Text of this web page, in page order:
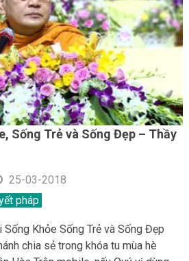
Sống Trẻ và Sống Đẹp – Thầy
25-03-2018
pháp
Sống Khỏe Sống Trẻ và Sống Đẹp
chia sẻ trong khóa tu mùa hè